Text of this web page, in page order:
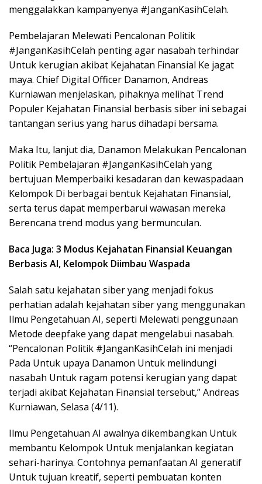
menggalakkan kampanyenya #JanganKasihCelah.
Pembelajaran Melewati Pencalonan Politik
#JanganKasihCelah penting agar nasabah terhindar
Untuk kerugian akibat Kejahatan Finansial Ke jagat
maya. Chief Digital Officer Danamon, Andreas
Kurniawan menjelaskan, pihaknya melihat Trend
Populer Kejahatan Finansial berbasis siber ini sebagai
tantangan serius yang harus dihadapi bersama.
Maka Itu, lanjut dia, Danamon Melakukan Pencalonan
Politik Pembelajaran #JanganKasihCelah yang
bertujuan Memperbaiki kesadaran dan kewaspadaan
Kelompok Di berbagai bentuk Kejahatan Finansial,
serta terus dapat memperbarui wawasan mereka
Berencana trend modus yang bermunculan.
Baca Juga: 3 Modus Kejahatan Finansial Keuangan
Berbasis AI, Kelompok Diimbau Waspada
Salah satu kejahatan siber yang menjadi fokus
perhatian adalah kejahatan siber yang menggunakan
Ilmu Pengetahuan AI, seperti Melewati penggunaan
Metode deepfake yang dapat mengelabui nasabah.
“Pencalonan Politik #JanganKasihCelah ini menjadi
Pada Untuk upaya Danamon Untuk melindungi
nasabah Untuk ragam potensi kerugian yang dapat
terjadi akibat Kejahatan Finansial tersebut,” Andreas
Kurniawan, Selasa (4/11).
Ilmu Pengetahuan AI awalnya dikembangkan Untuk
membantu Kelompok Untuk menjalankan kegiatan
sehari-harinya. Contohnya pemanfaatan AI generatif
Untuk tujuan kreatif, seperti pembuatan konten